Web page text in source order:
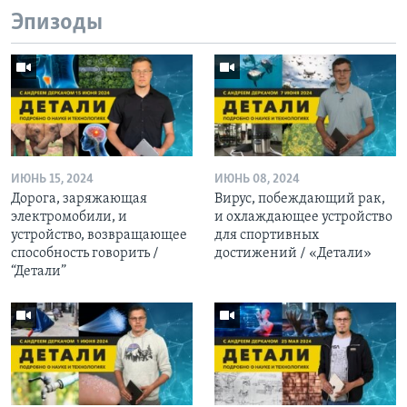
Эпизоды
ИЮНЬ 15, 2024
Дорога, заряжающая
электромобили, и
устройство, возвращающее
способность говорить /
“Детали”
ИЮНЬ 08, 2024
Вирус, побеждающий рак,
и охлаждающее устройство
для спортивных
достижений / «Детали»